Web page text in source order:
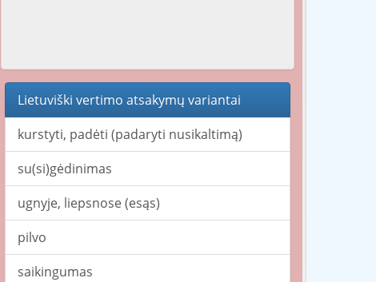
Lietuviški vertimo atsakymų variantai
kurstyti, padėti (padaryti nusikaltimą)
su(si)gėdinimas
ugnyje, liepsnose (esąs)
pilvo
saikingumas